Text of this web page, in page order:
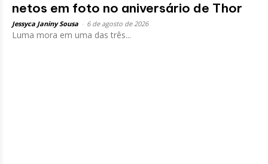
netos em foto no aniversário de Thor
Jessyca Janiny Sousa 6 de agosto de 2026
Luma mora em uma das três...